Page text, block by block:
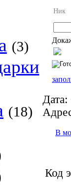
(3)
(18)
Ник
Дата:
В
Код